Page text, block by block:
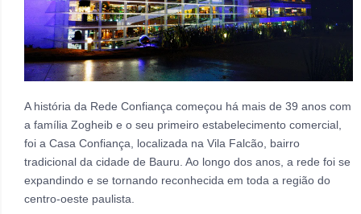
A história da Rede Confiança começou há mais de 39 anos com
a família Zogheib e o seu primeiro estabelecimento comercial,
foi a Casa Confiança, localizada na Vila Falcão, bairro
tradicional da cidade de Bauru. Ao longo dos anos, a rede foi se
expandindo e se tornando reconhecida em toda a região do
centro-oeste paulista.